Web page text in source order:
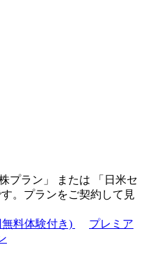
プラン 」 または 「 日米セ
す。プランをご契約して見
料体験付き)
プレミア